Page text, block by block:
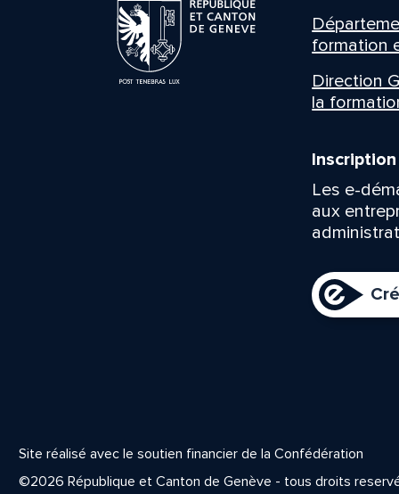
formation
Direction
la
Les e-
aux
Site réalisé avec le soutien financier de la Confédération
©2026 République et Canton de Genève - tous droits